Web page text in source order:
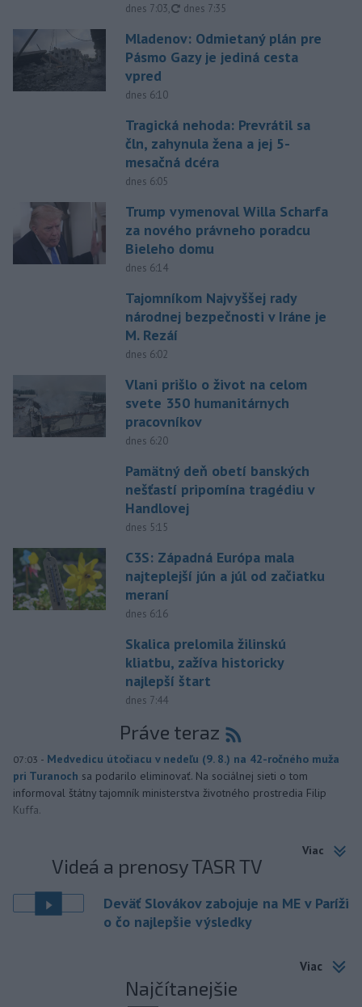
dnes 7:03, aktualizované
dnes 7:35
Mladenov: Odmietaný plán pre
Pásmo Gazy je jediná cesta
vpred
dnes 6:10
Tragická nehoda: Prevrátil sa
čln, zahynula žena a jej 5-
mesačná dcéra
dnes 6:05
Trump vymenoval Willa Scharfa
za nového právneho poradcu
Bieleho domu
dnes 6:14
Tajomníkom Najvyššej rady
národnej bezpečnosti v Iráne je
M. Rezáí
dnes 6:02
Vlani prišlo o život na celom
svete 350 humanitárnych
pracovníkov
dnes 6:20
Pamätný deň obetí banských
nešťastí pripomína tragédiu v
Handlovej
dnes 5:15
C3S: Západná Európa mala
najteplejší jún a júl od začiatku
meraní
dnes 6:16
Skalica prelomila žilinskú
kliatbu, zažíva historicky
najlepší štart
dnes 7:44
Práve teraz
07:03 - Medvedicu útočiacu v nedeľu (9. 8.) na 42-ročného muža
pri Turanoch sa podarilo eliminovať. Na sociálnej sieti o tom
informoval štátny tajomník ministerstva životného prostredia Filip
Kuffa.
Viac
Videá a prenosy TASR TV
Deväť Slovákov zabojuje na ME v Paríži
o čo najlepšie výsledky
Viac
Najčítanejšie